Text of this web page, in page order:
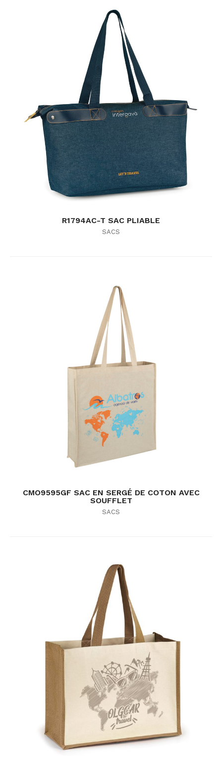
R1794AC-T SAC PLIABLE
SACS
CMO9595GF SAC EN SERGÉ DE COTON AVEC
SOUFFLET
SACS